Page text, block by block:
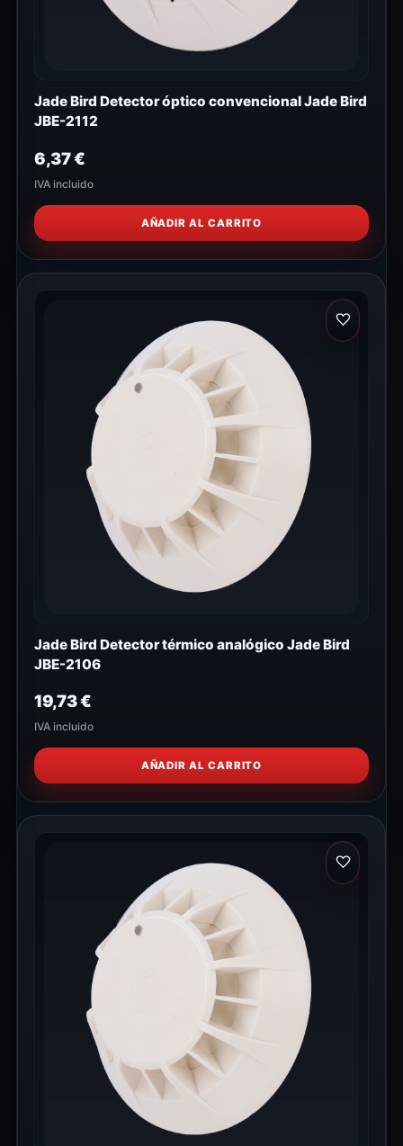
Jade Bird Detector óptico convencional Jade Bird
JBE-2112
6,37€
IVA incluido
AÑADIR AL CARRITO
Jade Bird Detector térmico analógico Jade Bird
JBE-2106
19,73€
IVA incluido
AÑADIR AL CARRITO